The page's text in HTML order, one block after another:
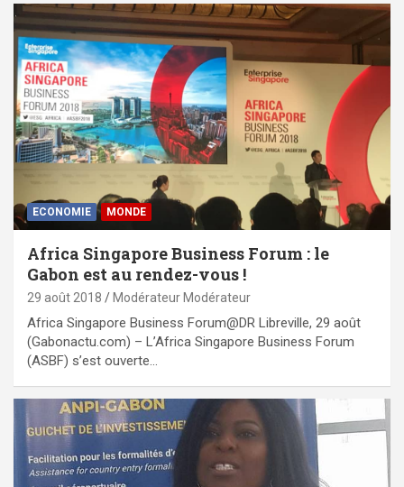
ECONOMIE MONDE
Africa Singapore Business Forum : le
Gabon est au rendez-vous !
29 août 2018 Modérateur Modérateur
Africa Singapore Business Forum@DR Libreville, 29 août
(Gabonactu.com) – L’Africa Singapore Business Forum
(ASBF) s’est ouverte…